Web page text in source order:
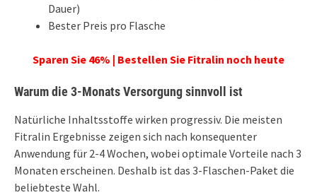
Dauer)
Bester Preis pro Flasche
Sparen Sie 46% | Bestellen Sie Fitralin noch heute
Warum die 3-Monats Versorgung sinnvoll ist
Natürliche Inhaltsstoffe wirken progressiv. Die meisten
Fitralin Ergebnisse zeigen sich nach konsequenter
Anwendung für 2-4 Wochen, wobei optimale Vorteile nach 3
Monaten erscheinen. Deshalb ist das 3-Flaschen-Paket die
beliebteste Wahl.